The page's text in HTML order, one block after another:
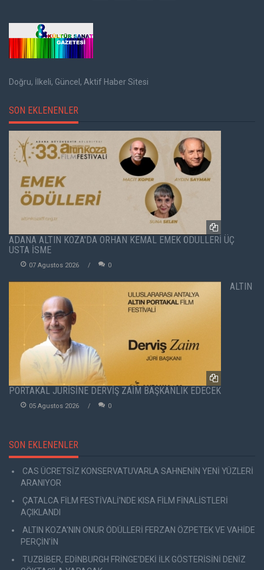
Doğru, İlkeli, Güncel, Aktif Haber Sitesi
SON EKLENENLER
ADANA ALTIN KOZA'DA ORHAN KEMAL EMEK ÖDÜLLERİ ÜÇ
USTA İSME
07 Agustos 2026 0
ALTIN
PORTAKAL JÜRİSİNE DERVİŞ ZAİM BAŞKANLIK EDECEK
05 Agustos 2026 0
SON EKLENENLER
CAS ÜCRETSİZ KONSERVATUVARLA SAHNENİN YENİ YÜZLERİ
ARANIYOR
ÇATALCA FİLM FESTİVALİ'NDE KISA FİLM FİNALİSTLERİ
AÇIKLANDI
ALTIN KOZA'NIN ONUR ÖDÜLLERİ FERZAN ÖZPETEK VE VAHİDE
PERÇİN'İN
TUZBİBER, EDİNBURGH FRİNGE'DEKİ İLK GÖSTERİSİNİ DENİZ